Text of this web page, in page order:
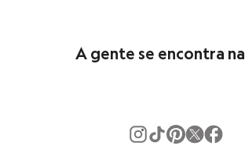
Bolsas e Mochilas
Chapéus e BonésA gente se encontra na